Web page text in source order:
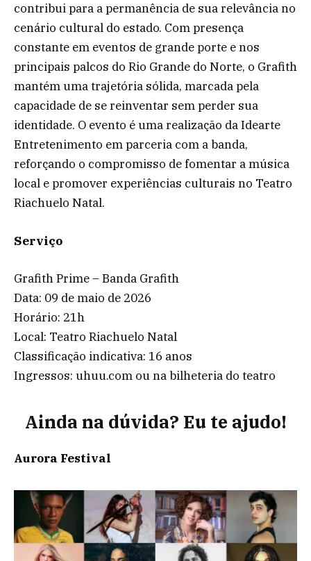
contribui para a permanência de sua relevância no
cenário cultural do estado. Com presença
constante em eventos de grande porte e nos
principais palcos do Rio Grande do Norte, o Grafith
mantém uma trajetória sólida, marcada pela
capacidade de se reinventar sem perder sua
identidade. O evento é uma realização da Idearte
Entretenimento em parceria com a banda,
reforçando o compromisso de fomentar a música
local e promover experiências culturais no Teatro
Riachuelo Natal.
Serviço
Grafith Prime – Banda Grafith
Data: 09 de maio de 2026
Horário: 21h
Local: Teatro Riachuelo Natal
Classificação indicativa: 16 anos
Ingressos: uhuu.com ou na bilheteria do teatro
Ainda na dúvida? Eu te ajudo!
Aurora Festival